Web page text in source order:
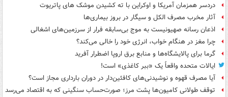
دردسر همزمان آمریکا و اوکراین با ته کشیدن موشک های پاتریوت
آثار مخرب مصرف الکل و سیگار در بروز بیماری‌ها
اذعان رسانه صهیونیست به موج بی‌سابقه فرار از سرزمین‌های اشغالی
چرا مغز در هنگام خواب، انرژی خود را خالی می‌کند؟
گرما برای پالایشگاه‌ها و منابع برق اروپا اضطرار آفرید
ایالات متحده واقعاً یک «ببر کاغذی» است!
آیا مصرف قهوه و نوشیدنی‌های کافئین‌دار در دوران بارداری مجاز است؟
توقف طولانی کامیون‌ها پشت مرز؛ صورت‌حساب سنگینی که به اقتصاد می‌رسد